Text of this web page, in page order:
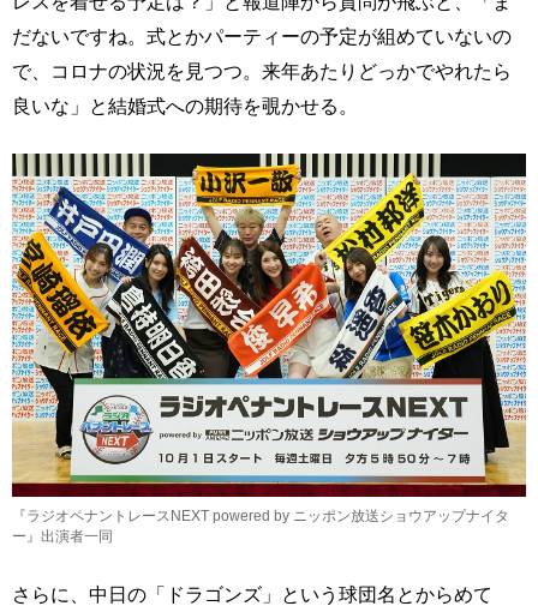
だないですね。式とかパーティーの予定が組めていないの
で、コロナの状況を見つつ。来年あたりどっかでやれたら
良いな」と結婚式への期待を覗かせる。
『ラジオペナントレースNEXT powered by ニッポン放送ショウアップナイタ
ー』出演者一同
さらに、中日の「ドラゴンズ」という球団名とからめて